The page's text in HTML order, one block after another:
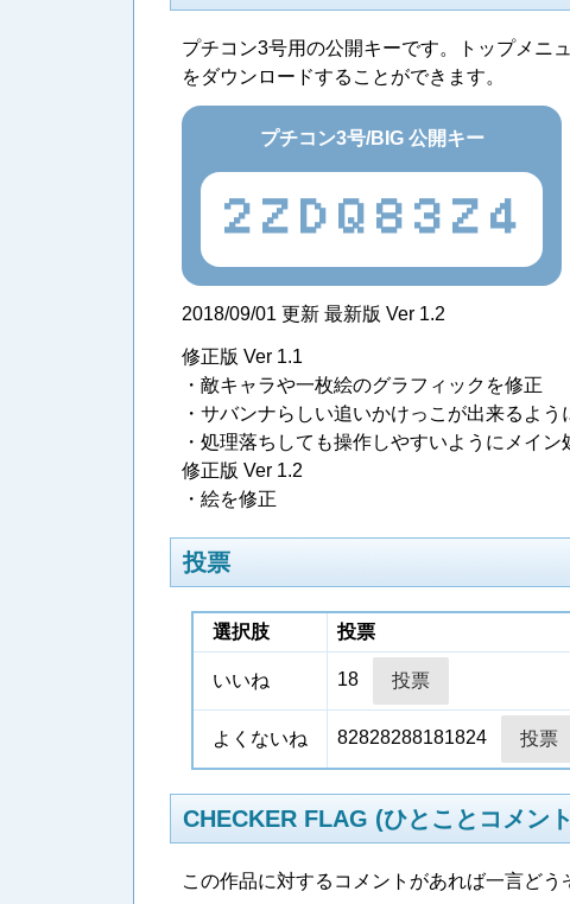
プチコン3号用の公開キーです。トップメニ
をダウンロードすることができます。
プチコン3号/BIG 公開キー
2ZDQ83Z4
2018/09/01 更新 最新版 Ver 1.2
修正版 Ver 1.1
・敵キャラや一枚絵のグラフィックを修正
・サバンナらしい追いかけっこが出来るよ
・処理落ちしても操作しやすいようにメイ
修正版 Ver 1.2
・絵を修正
投票
選択肢 投票
いいね 18
よくないね 82828288181824
CHECKER FLAG (ひとことコメン
この作品に対するコメントがあれば一言ど